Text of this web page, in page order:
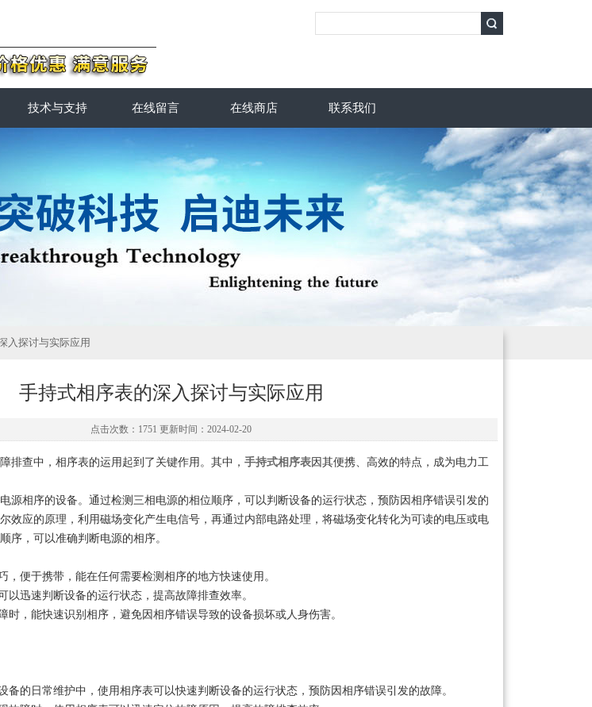
技术与支持 在线留言 在线商店 联系我们
入探讨与实际应用
手持式相序表的深入探讨与实际应用
点击次数：1751 更新时间：2024-02-20
查中，相序表的运用起到了关键作用。其中， 手持式相序表因其便携、高效的特点，成为电力工
相序的设备。通过检测三相电源的相位顺序，可以判断设备的运行状态，预防因相序错误引发的
效应的原理，利用磁场变化产生电信号，再通过内部电路处理，将磁场变化转化为可读的电压或电
序，可以准确判断电源的相序。
便于携带，能在任何需要检测相序的地方快速使用。
迅速判断设备的运行状态，提高故障排查效率。
，能快速识别相序，避免因相序错误导致的设备损坏或人身伤害。
的日常维护中，使用相序表可以快速判断设备的运行状态，预防因相序错误引发的故障。